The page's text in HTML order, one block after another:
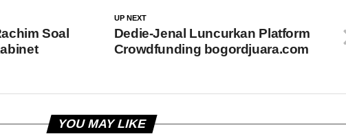
UP NEXT
Dedie-Jenal Luncurkan Platform
Crowdfunding bogordjuara.com
Soal
YOU MAY LIKE